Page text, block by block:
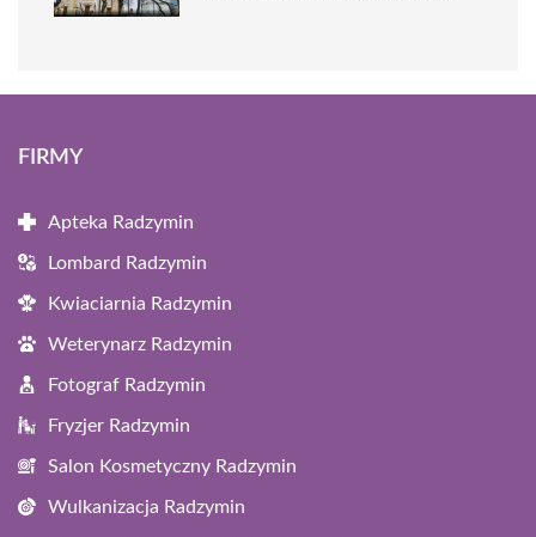
FIRMY
Apteka Radzymin
Lombard Radzymin
Kwiaciarnia Radzymin
Weterynarz Radzymin
Fotograf Radzymin
Fryzjer Radzymin
Salon Kosmetyczny Radzymin
Wulkanizacja Radzymin